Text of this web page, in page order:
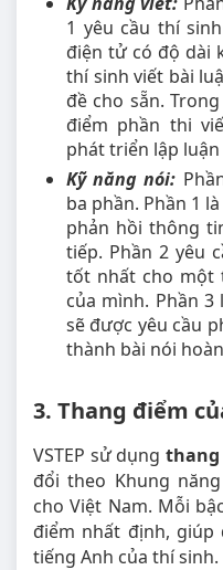
1 yêu cầu thí
điện tử có độ dài
thí sinh viết bài
đề cho sẵn.
điểm phần thi
phát triển lập
Kỹ năng nói:
ba phần. Phần 1
phản hồi thông
tiếp. Phần 2 yêu
tốt nhất cho một
của mình. Phần
sẽ được yêu cầu
thành bài nói
3. Thang điểm
VSTEP sử dụng thang
đổi theo Khung
cho Việt Nam. Mỗi
điểm nhất định,
tiếng Anh của thí sinh.